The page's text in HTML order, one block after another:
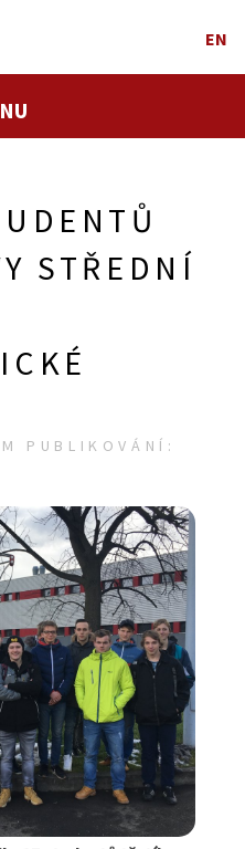
EN
STŘEDNÍ
PUBLIKOVÁNÍ: